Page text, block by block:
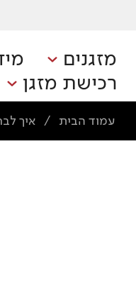
מזגנים
רכישת מזגן
עמוד הבית / איך